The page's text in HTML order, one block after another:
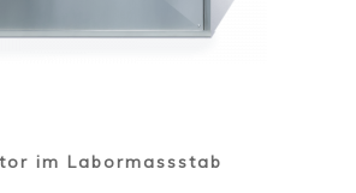
im Labormassstab